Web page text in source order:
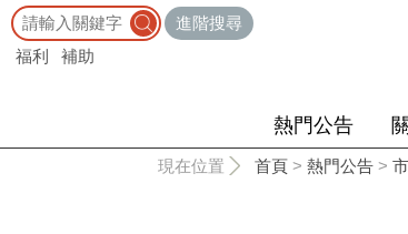
進階搜尋
福利
補助
熱門公告
現在位置 首頁 > 熱門公告 >